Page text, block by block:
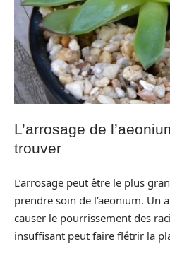
L’arrosage de
trouver
L’arrosage peut être le plus
prendre soin de l’aeonium. Un
causer le pourrissement des
insuffisant peut faire flétrir la